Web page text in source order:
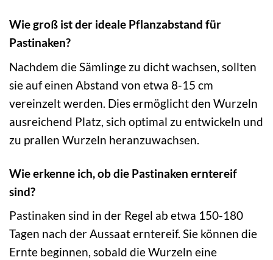
Wie groß ist der ideale Pflanzabstand für
Pastinaken?
Nachdem die Sämlinge zu dicht wachsen, sollten
sie auf einen Abstand von etwa 8-15 cm
vereinzelt werden. Dies ermöglicht den Wurzeln
ausreichend Platz, sich optimal zu entwickeln und
zu prallen Wurzeln heranzuwachsen.
Wie erkenne ich, ob die Pastinaken erntereif
sind?
Pastinaken sind in der Regel ab etwa 150-180
Tagen nach der Aussaat erntereif. Sie können die
Ernte beginnen, sobald die Wurzeln eine